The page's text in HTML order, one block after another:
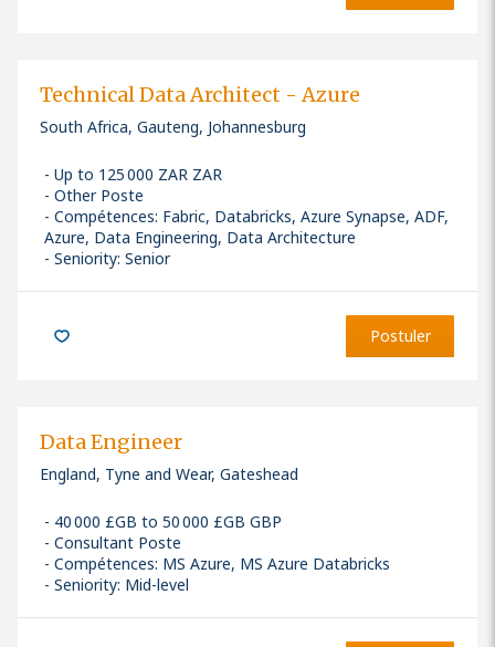
Technical Data Architect - Azure
South Africa, Gauteng, Johannesburg
Up to 125 000 ZAR ZAR
Other Poste
Compétences: Fabric, Databricks, Azure Synapse, ADF,
Azure, Data Engineering, Data Architecture
Seniority: Senior
Postuler
Data Engineer
England, Tyne and Wear, Gateshead
40 000 £GB to 50 000 £GB GBP
Consultant Poste
Compétences: MS Azure, MS Azure Databricks
Seniority: Mid-level